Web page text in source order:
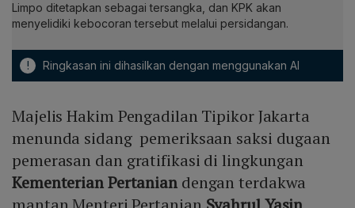
Limpo ditetapkan sebagai tersangka, dan KPK akan
menyelidiki kebocoran tersebut melalui persidangan.
! Ringkasan ini dihasilkan dengan menggunakan AI
Majelis Hakim Pengadilan Tipikor Jakarta
menunda sidang pemeriksaan saksi dugaan
pemerasan dan gratifikasi di lingkungan
Kementerian Pertaniandengan terdakwa